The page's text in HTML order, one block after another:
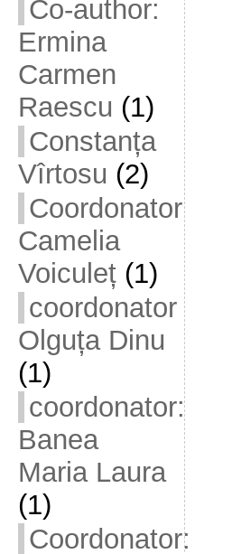
Co-author:
Ermina
Carmen
Raescu (1)
Constanța
Vîrtosu (2)
Coordonator
Camelia
Voiculeț(1)
coordonator
Olguța Dinu
(1)
coordonator:
Banea
Maria Laura
(1)
Coordonator: